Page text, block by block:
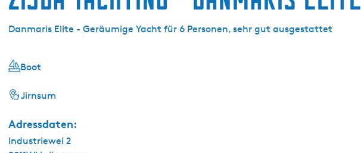
Danmaris Elite - Geräumige Yacht für 6 Personen, sehr gut ausgestattet
Boot
Jirnsum
Adressdaten:
Industriewei 2